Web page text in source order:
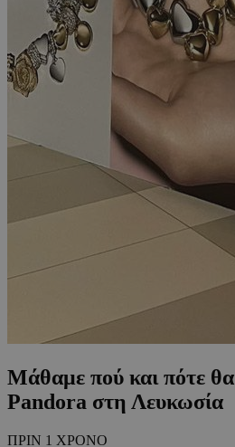
Μάθαμε πού και πότε θα
Pandora στη Λευκωσία
ΠΡΙΝ 1 ΧΡΟΝΟ